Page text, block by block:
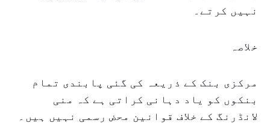
نہیں کرتے۔
خلاصہ
مرکزی بنک کے ذریعہ کی گئی پابندی تمام
بنکوں کو یاد دہانی کراتی ہے کہ منی
لانڈرنگ کے خلاف قوانین محض رسمی نہیں ہیں۔